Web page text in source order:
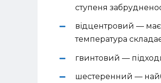
ступеня
відцентровий —
температура
гвинтовий —
шестеренний —